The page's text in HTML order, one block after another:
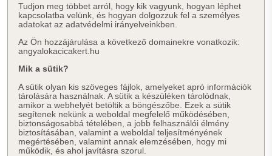
Tudjon meg többet arról, hogy kik vagyunk, hogyan léphet
kapcsolatba velünk, és hogyan dolgozzuk fel a személyes
adatokat az adatvédelmi irányelveinkben.
Az Ön hozzájárulása a következő domainekre vonatkozik:
angyalokacicakert.hu
Mik a sütik?
A sütik olyan kis szöveges fájlok, amelyeket apró információk
tárolására használnak. A sütik a készüléken tárolódnak,
amikor a webhelyét betöltik a böngészőbe. Ezek a sütik
segítenek nekünk a weboldal megfelelő működésében,
biztonságosabbá tételében, a jobb felhasználói élmény
biztosításában, valamint a weboldal teljesítményének
megértésében, valamint annak elemzésében, hogy mi
működik, és ahol javításra szorul.